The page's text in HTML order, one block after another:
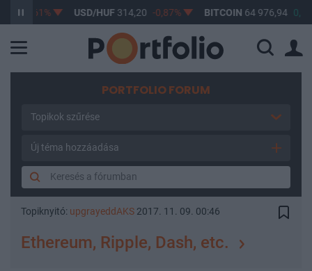
-0,61% USD/HUF314,20 -0,87% BITCOIN64 976,94 0,14%
PORTFOLIO FORUM
Topikok szűrése
Új téma hozzáadása
Topiknyitó: upgrayeddAKS 2017. 11. 09. 00:46
Ethereum, Ripple, Dash, etc.